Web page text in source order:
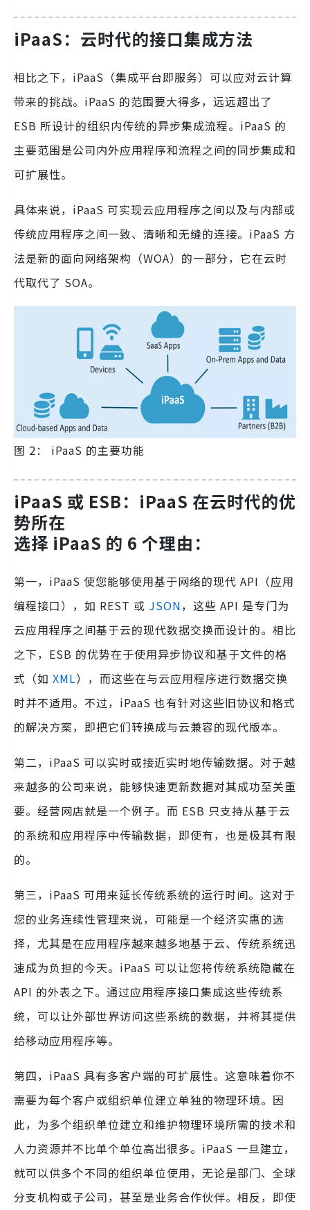
iPaaS：云时代的接口集成方法
相比之下，iPaaS（集成平台即服务）可以应对云计算
带来的挑战。iPaaS 的范围要大得多，远远超出了
ESB 所设计的组织内传统的异步集成流程。iPaaS 的
主要范围是公司内外应用程序和流程之间的同步集成和
可扩展性。
具体来说，iPaaS 可实现云应用程序之间以及与内部或
传统应用程序之间一致、清晰和无缝的连接。iPaaS 方
法是新的面向网络架构（WOA）的一部分，它在云时
代取代了 SOA。
图 2： iPaaS 的主要功能
iPaaS 或 ESB：iPaaS 在云时代的优
势所在
选择 iPaaS 的 6 个理由：
第一，iPaaS 使您能够使用基于网络的现代 API（应用
编程接口），如 REST 或 JSON，这些 API 是专门为
云应用程序之间基于云的现代数据交换而设计的。相比
之下，ESB 的优势在于使用异步协议和基于文件的格
式（如 XML），而这些在与云应用程序进行数据交换
时并不适用。不过，iPaaS 也有针对这些旧协议和格式
的解决方案，即把它们转换成与云兼容的现代版本。
第二，iPaaS 可以实时或接近实时地传输数据。对于越
来越多的公司来说，能够快速更新数据对其成功至关重
要。经营网店就是一个例子。而 ESB 只支持从基于云
的系统和应用程序中传输数据，即使有，也是极其有限
的。
第三，iPaaS 可用来延长传统系统的运行时间。这对于
您的业务连续性管理来说，可能是一个经济实惠的选
择，尤其是在应用程序越来越多地基于云、传统系统迅
速成为负担的今天。iPaaS 可以让您将传统系统隐藏在
API 的外表之下。通过应用程序接口集成这些传统系
统，可以让外部世界访问这些系统的数据，并将其提供
给移动应用程序等。
第四，iPaaS 具有多客户端的可扩展性。这意味着你不
需要为每个客户或组织单位建立单独的物理环境。因
此，为多个组织单位建立和维护物理环境所需的技术和
人力资源并不比单个单位高出很多。iPaaS 一旦建立，
就可以供多个不同的组织单位使用，无论是部门、全球
分支机构或子公司，甚至是业务合作伙伴。相反，即使